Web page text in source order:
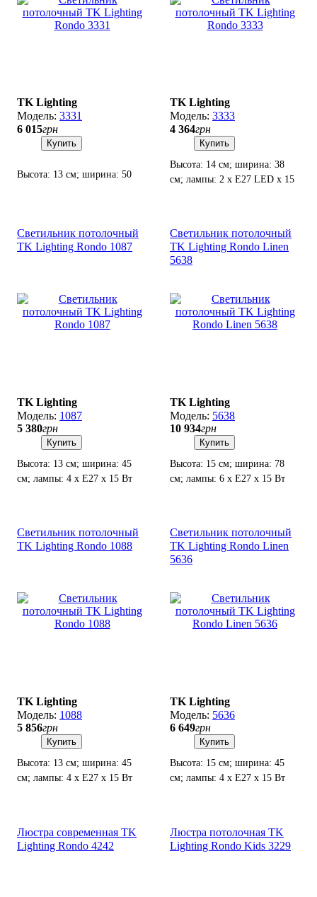
TK Lighting
3331
6 015грн
Купить
Высота: 13 см; ширина: 50
TK Lighting
3333
4 364грн
Купить
Высота: 14 см; ширина: 38
см; лампы: 2 х Е27 LED х 15
Светильник потолочный
TK Lighting Rondo 1087
TK Lighting
1087
5 380грн
Купить
Высота: 13 см; ширина: 45
см; лампы: 4 х Е27 х 15 Вт
Светильник потолочный
TK Lighting Rondo Linen
5638
TK Lighting
5638
10 934грн
Купить
Высота: 15 см; ширина: 78
см; лампы: 6 х Е27 х 15 Вт
Светильник потолочный
TK Lighting Rondo 1088
TK Lighting
1088
5 856грн
Купить
Высота: 13 см; ширина: 45
см; лампы: 4 х Е27 х 15 Вт
Светильник потолочный
TK Lighting Rondo Linen
5636
TK Lighting
5636
6 649грн
Купить
Высота: 15 см; ширина: 45
см; лампы: 4 х Е27 х 15 Вт
Люстра современная TK
Lighting Rondo 4242
Люстра потолочная TK
Lighting Rondo Kids 3229